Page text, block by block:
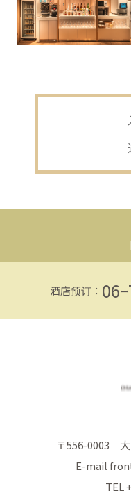
酒店预订： 06
〒556-0003 大
E-mail
TEL